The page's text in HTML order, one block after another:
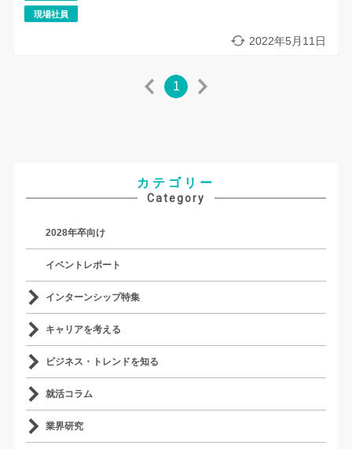
現場社員
2022年5月11日
1
カテゴリー
Category
2028年卒向け
イベントレポート
インターンシップ特集
キャリアを考える
ビジネス・トレンドを知る
就活コラム
業界研究